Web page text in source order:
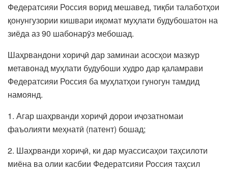
Федератсияи Россия ворид мешавед, тиқби талаботҳои
қонунгузории кишвари иқомат муҳлати будубошатон на
зиёда аз 90 шабонарӯз мебошад.
Шаҳрвандони хориҷӣ дар заминаи асосҳои мазкур
метавонад муҳлати будубоши худро дар қаламрави
Федератсияи Россия ба муҳлатҳои гуногун тамдид
намоянд.
1. Агар шаҳрванди хориҷӣ дорои иҷозатномаи
фаъолияти меҳнатӣ (патент) бошад;
2. Шаҳрванди хориҷӣ, ки дар муассисаҳои таҳсилоти
миёна ва олии касбии Федератсияи Россия таҳсил